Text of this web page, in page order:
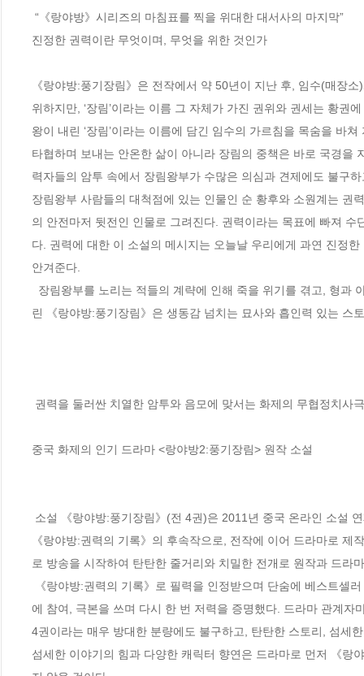
진정한 권력이란 무엇이며, 무엇을 위한 것인가
《랑야방:풍기장림》은 전작에서 약 50년이 지난 후, 임수(매장
위하지만, ‘장림’이라는 이름 그 자체가 가진 권위와 권세는 황
왕이 내린 ‘장림’이라는 이름에 담긴 임수의 가르침을 목숨을 바
타협하며 보내는 안온한 삶이 아니라 장림의 중책은 바로 국경을
력자들의 암투 속에서 장림왕부가 수많은 의심과 견제에도 불구
장림왕부 사람들의 대척점에 있는 인물인 순 황후와 소원계는 권
의 안전마저 뒷전인 인물로 그려진다. 권력이라는 목표에 빠져
다. 권력에 대한 이 소설의 메시지는 오늘날 우리에게 과연 진정
안겨준다.
린 《랑야방:풍기장림》은 생동감 넘치는 묘사와 흡인력 있는
중국 화제의 인기 드라마 <랑야방2:풍기장림> 원작 소설
《랑야방:권력의 기록》의 후속작으로, 전작에 이어 드라마로
로 방송을 시작하여 탄탄한 줄거리와 치밀한 전개로 원작과 드라
에 참여, 극본을 쓰며 다시 한 번 저력을 증명했다. 드라마 관계자
4권이라는 매우 방대한 분량에도 불구하고, 탄탄한 스토리, 섬세
섬세한 이야기의 힘과 다양한 캐릭터 향연은 드라마로 먼저 《랑